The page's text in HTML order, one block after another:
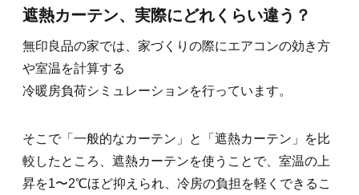
遮熱カーテン、実際にどれくらい違う？
無印良品の家では、家づくりの際にエアコンの効き方
や室温を計算する
冷暖房負荷シミュレーションを行っています。
そこで「一般的なカーテン」と「遮熱カーテン」を比
較したところ、遮熱カーテンを使うことで、室温の上
昇を1〜2℃ほど抑えられ、冷房の負担を軽くできるこ